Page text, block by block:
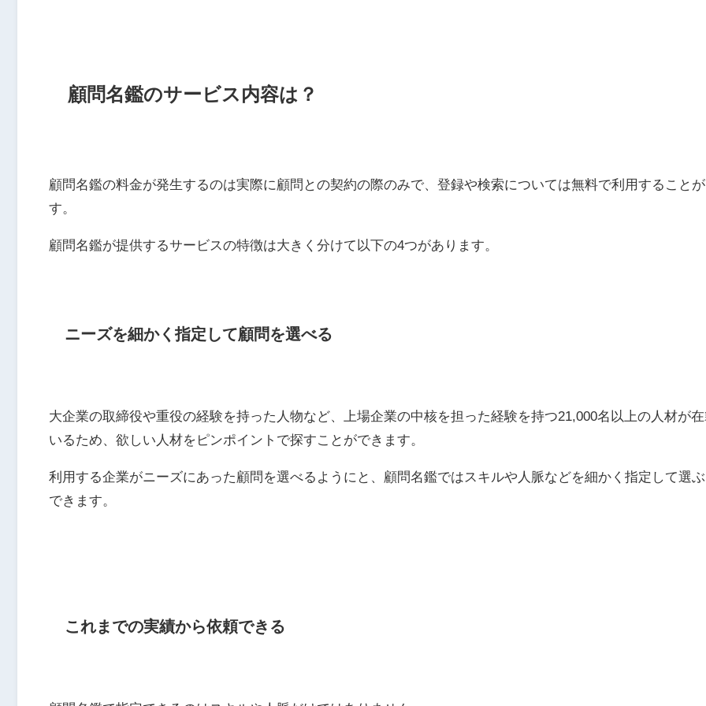
顧問名鑑のサービス内容は？
顧問名鑑の料金が発生するのは実際に顧問との契約の際のみで、登録や検索については無料で利用すること
す。
顧問名鑑が提供するサービスの特徴は大きく分けて以下の4つがあります。
ニーズを細かく指定して顧問を選べる
大企業の取締役や重役の経験を持った人物など、上場企業の中核を担った経験を持つ21,000名以上の人材が
いるため、欲しい人材をピンポイントで探すことができます。
利用する企業がニーズにあった顧問を選べるようにと、顧問名鑑ではスキルや人脈などを細かく指定して選
できます。
これまでの実績から依頼できる